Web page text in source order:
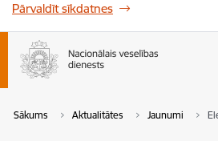
Pārvaldīt sīkdatnes
Sākums Aktualitātes Jaunumi